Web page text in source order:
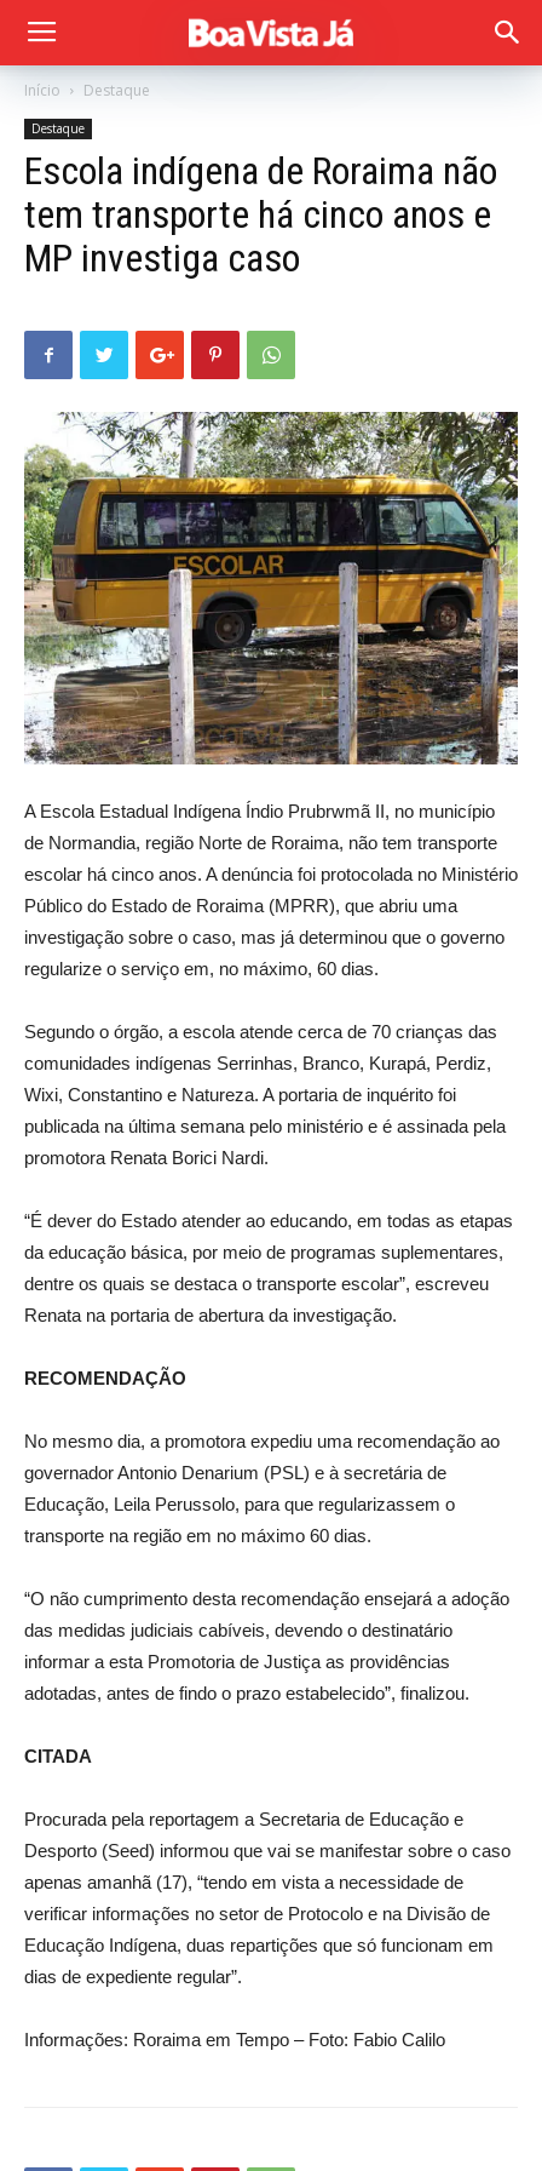
Início Destaque
Destaque
Escola indígena de Roraima não
tem transporte há cinco anos e
MP investiga caso
A Escola Estadual Indígena Índio Prubrwmã II, no município
de Normandia, região Norte de Roraima, não tem transporte
escolar há cinco anos. A denúncia foi protocolada no Ministério
Público do Estado de Roraima (MPRR), que abriu uma
investigação sobre o caso, mas já determinou que o governo
regularize o serviço em, no máximo, 60 dias.
Segundo o órgão, a escola atende cerca de 70 crianças das
comunidades indígenas Serrinhas, Branco, Kurapá, Perdiz,
Wixi, Constantino e Natureza. A portaria de inquérito foi
publicada na última semana pelo ministério e é assinada pela
promotora Renata Borici Nardi.
“É dever do Estado atender ao educando, em todas as etapas
da educação básica, por meio de programas suplementares,
dentre os quais se destaca o transporte escolar”, escreveu
Renata na portaria de abertura da investigação.
RECOMENDAÇÃO
No mesmo dia, a promotora expediu uma recomendação ao
governador Antonio Denarium (PSL) e à secretária de
Educação, Leila Perussolo, para que regularizassem o
transporte na região em no máximo 60 dias.
“O não cumprimento desta recomendação ensejará a adoção
das medidas judiciais cabíveis, devendo o destinatário
informar a esta Promotoria de Justiça as providências
adotadas, antes de findo o prazo estabelecido”, finalizou.
CITADA
Procurada pela reportagem a Secretaria de Educação e
Desporto (Seed) informou que vai se manifestar sobre o caso
apenas amanhã (17), “tendo em vista a necessidade de
verificar informações no setor de Protocolo e na Divisão de
Educação Indígena, duas repartições que só funcionam em
dias de expediente regular”.
Informações: Roraima em Tempo – Foto: Fabio Calilo